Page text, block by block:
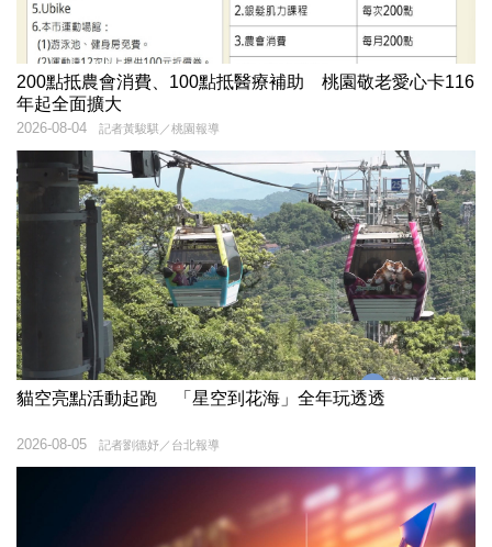
200點抵農會消費、100點抵醫療補助 桃園敬老愛心卡116
年起全面擴大
記者黃駿騏／桃園報導
2026-08-04
貓空亮點活動起跑 「星空到花海」全年玩透透
記者劉德妤／台北報導
2026-08-05